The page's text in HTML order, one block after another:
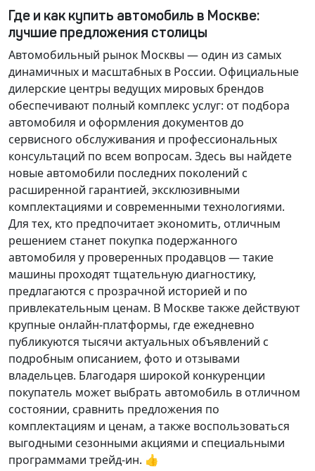
Где и как купить автомобиль в Москве:
лучшие предложения столицы
Автомобильный рынок Москвы — один из самых
динамичных и масштабных в России. Официальные
дилерские центры ведущих мировых брендов
обеспечивают полный комплекс услуг: от подбора
автомобиля и оформления документов до
сервисного обслуживания и профессиональных
консультаций по всем вопросам. Здесь вы найдете
новые автомобили последних поколений с
расширенной гарантией, эксклюзивными
комплектациями и современными технологиями.
Для тех, кто предпочитает экономить, отличным
решением станет покупка подержанного
автомобиля у проверенных продавцов — такие
машины проходят тщательную диагностику,
предлагаются с прозрачной историей и по
привлекательным ценам. В Москве также действуют
крупные онлайн-платформы, где ежедневно
публикуются тысячи актуальных объявлений с
подробным описанием, фото и отзывами
владельцев. Благодаря широкой конкуренции
покупатель может выбрать автомобиль в отличном
состоянии, сравнить предложения по
комплектациям и ценам, а также воспользоваться
выгодными сезонными акциями и специальными
программами трейд-ин. 👍